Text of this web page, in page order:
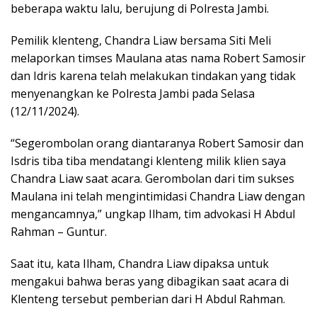
beberapa waktu lalu, berujung di Polresta Jambi.
Pemilik klenteng, Chandra Liaw bersama Siti Meli
melaporkan timses Maulana atas nama Robert Samosir
dan Idris karena telah melakukan tindakan yang tidak
menyenangkan ke Polresta Jambi pada Selasa
(12/11/2024).
“Segerombolan orang diantaranya Robert Samosir dan
Isdris tiba tiba mendatangi klenteng milik klien saya
Chandra Liaw saat acara. Gerombolan dari tim sukses
Maulana ini telah mengintimidasi Chandra Liaw dengan
mengancamnya,” ungkap Ilham, tim advokasi H Abdul
Rahman – Guntur.
Saat itu, kata Ilham, Chandra Liaw dipaksa untuk
mengakui bahwa beras yang dibagikan saat acara di
Klenteng tersebut pemberian dari H Abdul Rahman.